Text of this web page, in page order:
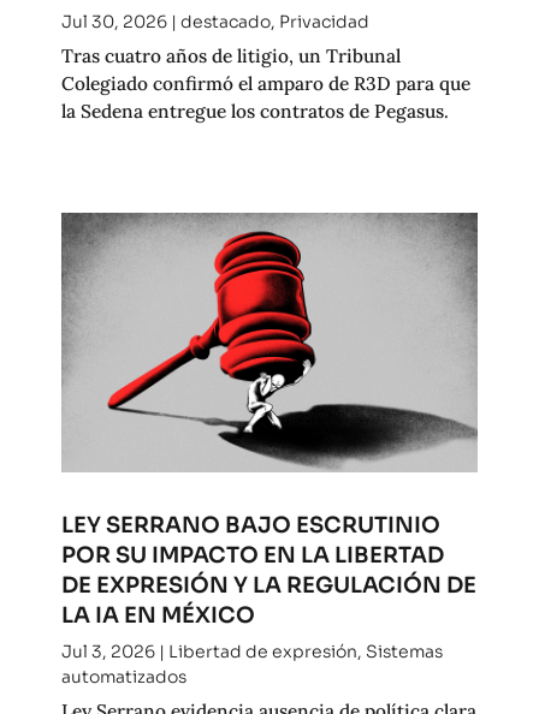
Jul 30, 2026| destacado, Privacidad
Tras cuatro años de litigio, un Tribunal
Colegiado confirmó el amparo de R3D para que
la Sedena entregue los contratos de Pegasus.
LEY SERRANO BAJO ESCRUTINIO
POR SU IMPACTO EN LA LIBERTAD
DE EXPRESIÓN Y LA REGULACIÓN DE
LA IA EN MÉXICO
Jul 3, 2026| Libertad de expresión, Sistemas
automatizados